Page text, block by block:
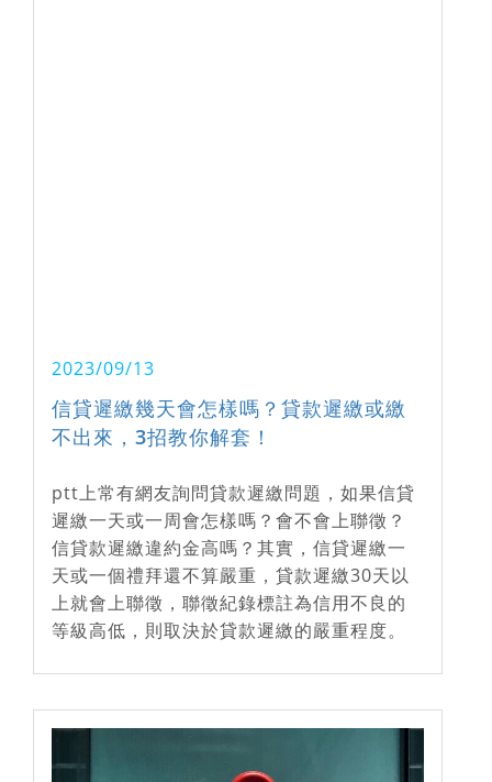
2023/09/13
信貸遲繳幾天會怎樣嗎？貸款遲繳或繳
不出來，3招教你解套！
ptt上常有網友詢問貸款遲繳問題，如果信貸
遲繳一天或一周會怎樣嗎？會不會上聯徵？
信貸款遲繳違約金高嗎？其實，信貸遲繳一
天或一個禮拜還不算嚴重，貸款遲繳30天以
上就會上聯徵，聯徵紀錄標註為信用不良的
等級高低，則取決於貸款遲繳的嚴重程度。